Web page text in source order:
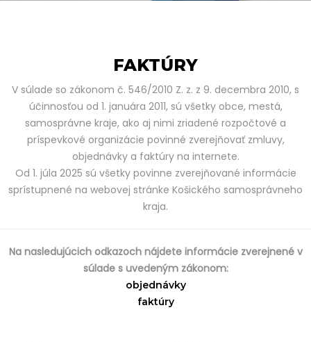
FAKTÚRY
V súlade so zákonom č. 546/2010 Z. z. z 9. decembra 2010, s
účinnosťou od 1. januára 2011, sú všetky obce, mestá,
samosprávne kraje, ako aj nimi zriadené rozpočtové a
príspevkové organizácie povinné zverejňovať zmluvy,
objednávky a faktúry na internete.
Od 1. júla 2025 sú všetky povinne zverejňované informácie
sprístupnené na webovej stránke Košického samosprávneho
kraja.
Na nasledujúcich odkazoch nájdete informácie zverejnené v
súlade s uvedeným zákonom:
objednávky
faktúry